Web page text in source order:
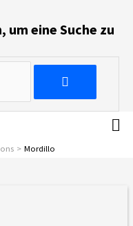
um eine Suche zu
Mordillo